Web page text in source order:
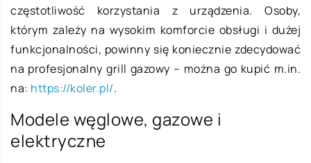
częstotliwość korzystania z urządzenia. Osoby,
którym zależy na wysokim komforcie obsługi i dużej
funkcjonalności, powinny się koniecznie zdecydować
na profesjonalny grill gazowy – można go kupić m.in.
na: https://koler.pl/.
Modele węglowe, gazowe i
elektryczne